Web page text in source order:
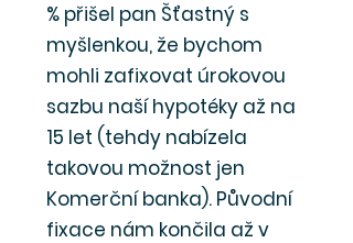
% přišel pan Šťastný s
myšlenkou, že bychom
mohli zafixovat úrokovou
sazbu naší hypotéky až na
15 let (tehdy nabízela
takovou možnost jen
Komerční banka). Původní
fixace nám končila až v